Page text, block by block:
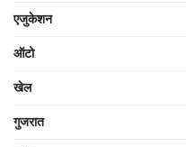
एजुकेशन
ऑटो
खेल
गुजरात